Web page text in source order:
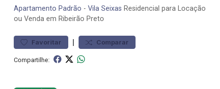
Apartamento Padrão - Vila Seixas Residencial para Locação
ou Venda em Ribeirão Preto
Favoritar | Comparar
Compartilhe: